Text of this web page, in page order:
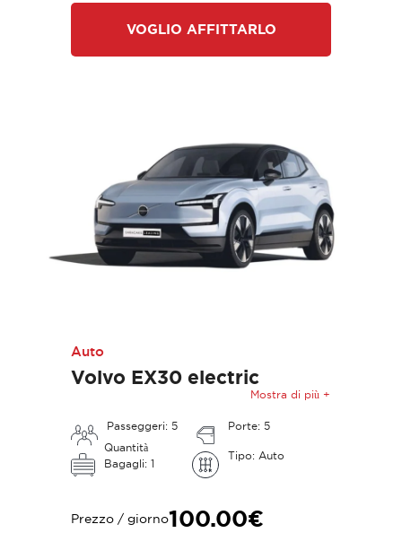
VOGLIO AFFITTARLO
Auto
Volvo EX30 electric
Passeggeri: 5
Porte: 5
Quantità
Bagagli: 1
Tipo: Auto
Mostra di più +
Prezzo / giorno100.00€